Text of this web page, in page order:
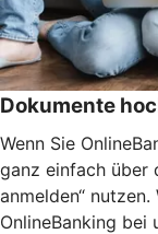
Dokumente
Wenn Sie
ganz einfach über
anmelden“
OnlineBanking bei